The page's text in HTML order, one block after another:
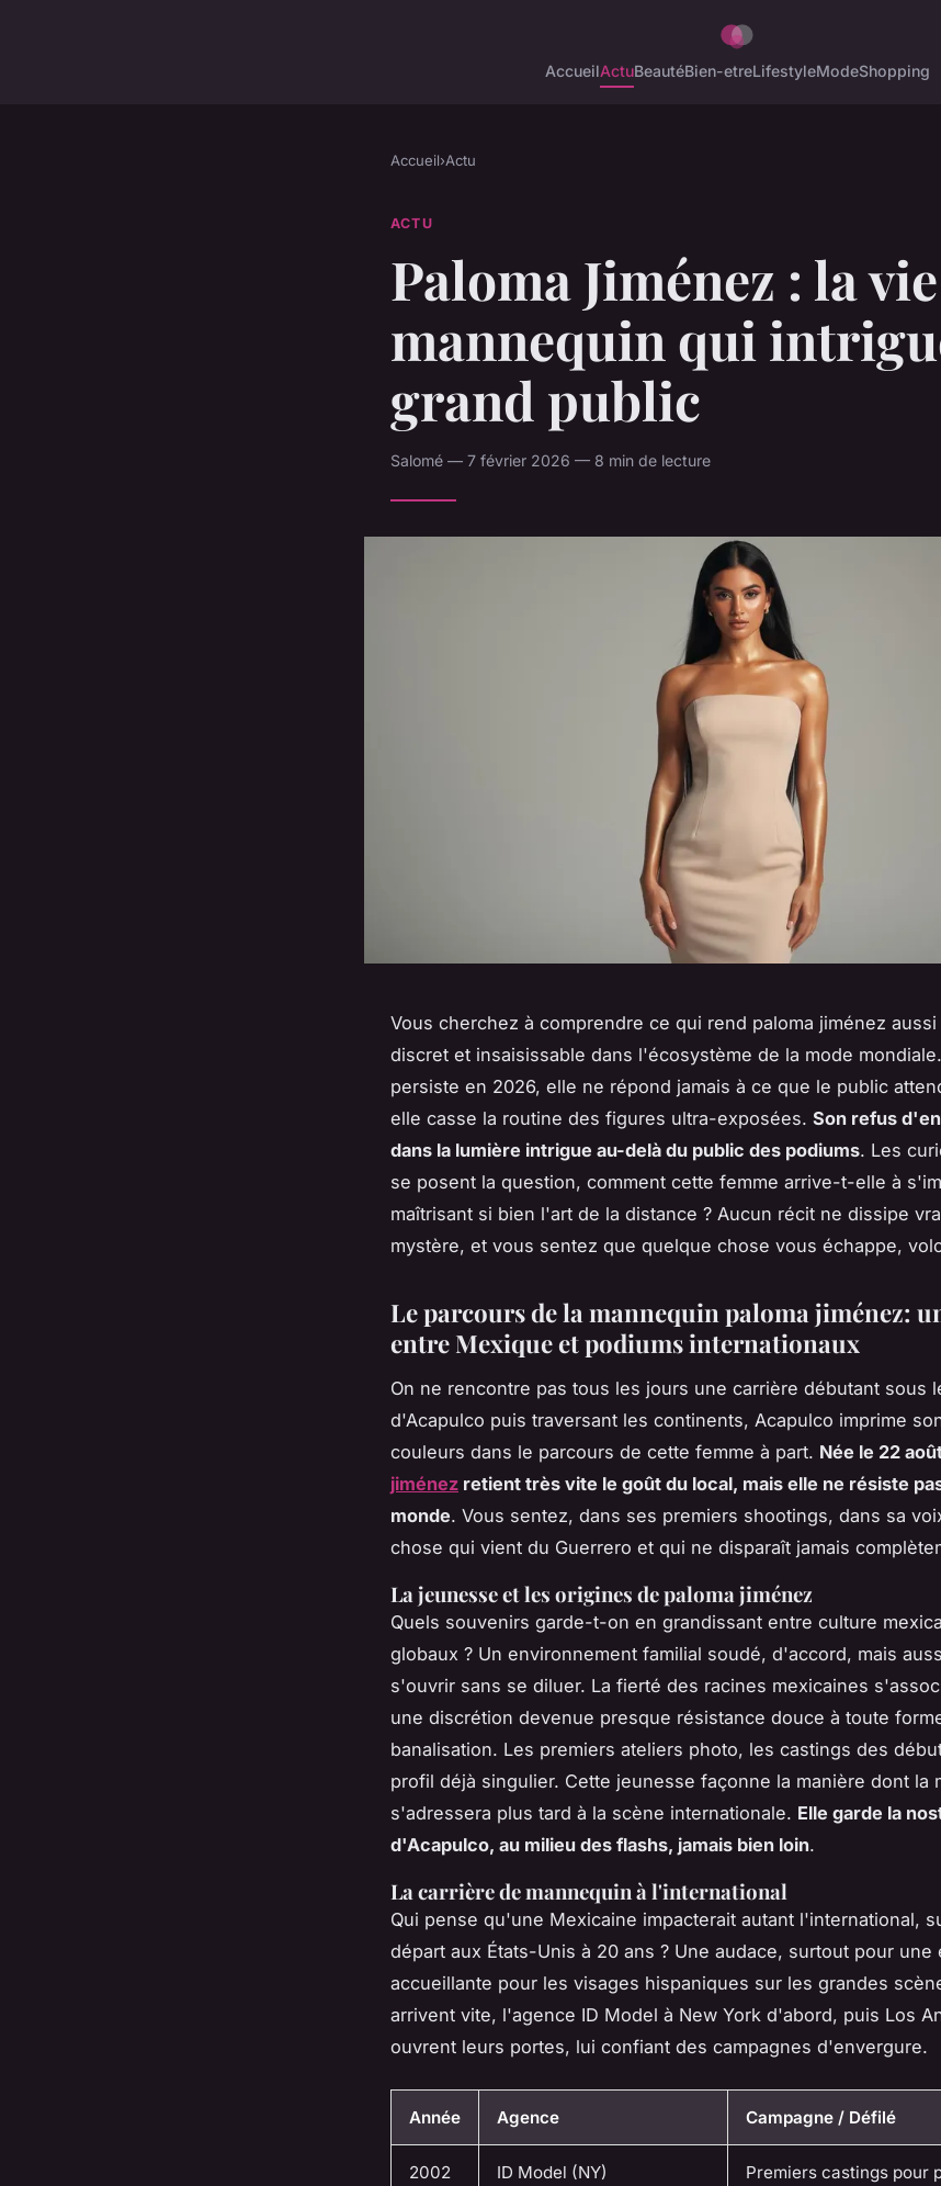
AccueilActuBeautéBien-etreLifestyleModeShopping
Accueil›Actu
ACTU
Paloma Jiménez : la
mannequin qui
grand public
Salomé — 7 février 2026 — 8 min de lecture
Vous cherchez à comprendre ce qui rend paloma jiménez
discret et insaisissable dans l'écosystème de la mode
persiste en 2026, elle ne répond jamais à ce que le public
elle casse la routine des figures ultra-exposées. Son refus
dans la lumière intrigue au-delà du public des podiums. Les
se posent la question, comment cette femme arrive-t-elle à
maîtrisant si bien l'art de la distance ? Aucun récit ne dissipe
mystère, et vous sentez que quelque chose vous échappe,
Le parcours de la mannequin paloma jiménez:
entre Mexique et podiums internationaux
On ne rencontre pas tous les jours une carrière débutant sous
d'Acapulco puis traversant les continents, Acapulco imprime
couleurs dans le parcours de cette femme à part. Née le 22
jiménez retient très vite le goût du local, mais elle ne résiste
monde. Vous sentez, dans ses premiers shootings, dans sa
chose qui vient du Guerrero et qui ne disparaît jamais
La jeunesse et les origines de paloma jiménez
Quels souvenirs garde-t-on en grandissant entre culture
globaux ? Un environnement familial soudé, d'accord, mais
s'ouvrir sans se diluer. La fierté des racines mexicaines
une discrétion devenue presque résistance douce à toute
banalisation. Les premiers ateliers photo, les castings des
profil déjà singulier. Cette jeunesse façonne la manière dont la
s'adressera plus tard à la scène internationale. Elle garde la
d'Acapulco, au milieu des flashs, jamais bien loin.
La carrière de mannequin à l'international
Qui pense qu'une Mexicaine impacterait autant l'international,
départ aux États-Unis à 20 ans ? Une audace, surtout pour une
accueillante pour les visages hispaniques sur les grandes
arrivent vite, l'agence ID Model à New York d'abord, puis Los
ouvrent leurs portes, lui confiant des campagnes d'envergure.
Année Agence Campagne / Défilé
2002 ID Model (NY) Premiers castings pour